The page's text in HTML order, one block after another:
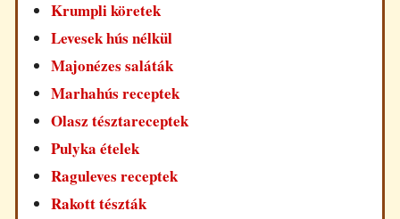
Krumpli köretek
Levesek hús nélkül
Majonézes saláták
Marhahús receptek
Olasz tésztareceptek
Pulyka ételek
Raguleves receptek
Rakott tészták